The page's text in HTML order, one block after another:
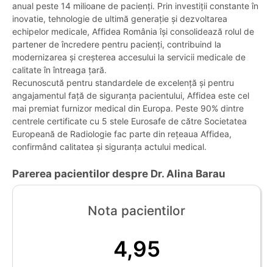
anual peste 14 milioane de pacienți. Prin investiții constante în
inovatie, tehnologie de ultimă generație și dezvoltarea
echipelor medicale, Affidea România își consolidează rolul de
partener de încredere pentru pacienți, contribuind la
modernizarea și creșterea accesului la servicii medicale de
calitate în întreaga țară.
Recunoscută pentru standardele de excelență și pentru
angajamentul față de siguranța pacientului, Affidea este cel
mai premiat furnizor medical din Europa. Peste 90% dintre
centrele certificate cu 5 stele Eurosafe de către Societatea
Europeană de Radiologie fac parte din rețeaua Affidea,
confirmând calitatea și siguranța actului medical.
Parerea pacientilor despre Dr. Alina Barau
Nota pacientilor
4,95